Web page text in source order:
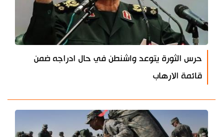
حرس الثورة يتوعد واشنطن في حال ادراجه ضمن
قائمة الارهاب